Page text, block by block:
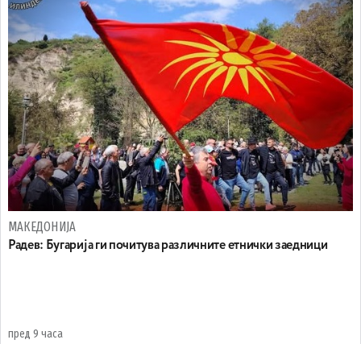
МАКЕДОНИЈА
Радев: Бугарија ги почитува различните етнички заедници
пред 9 часа